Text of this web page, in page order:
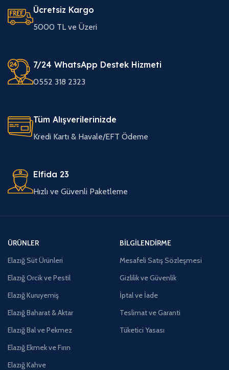
Ücretsiz Kargo
5000 TL ve Üzeri
7/24 WhatsApp Destek Hizmeti
0552 318 2323
Tüm Alışverilerinizde
Kredi Kartı & Havale/EFT Ödeme
Elfida 23
Hızlı ve Güvenli Paketleme
ÜRÜNLER
Elazığ Süt Ürünleri
Elazığ Orcik ve Pestil
Elazığ Kuruyemiş
Elazığ Baharat & Aktar
Elazığ Bal ve Pekmez
Elazığ Ekmek ve Fırın
Elazığ Kahve
BILGILENDIRME
Mesafeli Satış Sözleşmesi
Gizlilik ve Güvenlik
İptal ve İade
Teslimat ve Garanti
Tüketici Yasası